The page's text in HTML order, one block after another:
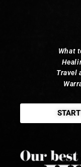
What
Travel